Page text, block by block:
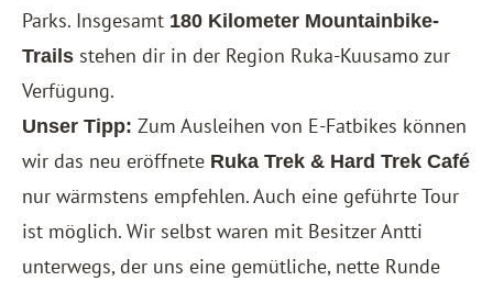
Parks. Insgesamt 180 Kilometer Mountainbike-
Trails stehen dir in der Region Ruka-Kuusamo zur
Verfügung.
Unser Tipp: Zum Ausleihen von E-Fatbikes können
wir das neu eröffnete Ruka Trek & Hard Trek Café
nur wärmstens empfehlen. Auch eine geführte Tour
ist möglich. Wir selbst waren mit Besitzer Antti
unterwegs, der uns eine gemütliche, nette Runde